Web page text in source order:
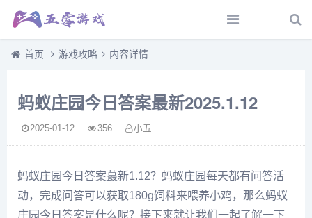
首页 游戏攻略 内容详情
蚂蚁庄园今日答案最新2025.1.12
2025-01-12 356 小五
蚂蚁庄园今日答案蕞新1.12？蚂蚁庄园每天都有问答活
动，完成问答可以获取180g饲料来喂养小鸡，那么蚂蚁
庄园今日答案是什么呢？接下来就让我们一起了解一下